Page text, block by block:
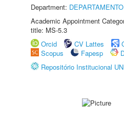
Department:
Academic Appointment
title: MS-5.3
Orcid
CV Lattes
Scopus
Fapesp
Repositório Institucional